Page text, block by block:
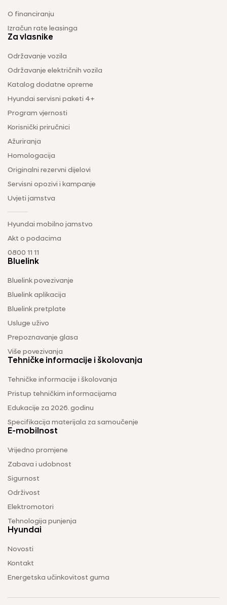
O financiranju
Izračun rate leasinga
Za vlasnike
Održavanje vozila
Održavanje električnih vozila
Katalog dodatne opreme
Hyundai servisni paketi 4+
Program vjernosti
Korisnički priručnici
Ažuriranja
Homologacija
Originalni rezervni dijelovi
Servisni opozivi i kampanje
Uvjeti jamstva
Hyundai mobilno jamstvo
Akt o podacima
0800 11 11
Bluelink
Bluelink povezivanje
Bluelink aplikacija
Bluelink pretplate
Usluge uživo
Prepoznavanje glasa
Više povezivanja
Tehničke informacije i školovanja
Tehničke informacije i školovanja
Pristup tehničkim informacijama
Edukacije za 2026. godinu
Specifikacija materijala za samoučenje
E-mobilnost
Vrijedno promjene
Zabava i udobnost
Sigurnost
Održivost
Elektromotori
Tehnologija punjenja
Hyundai
Novosti
Kontakt
Energetska učinkovitost guma